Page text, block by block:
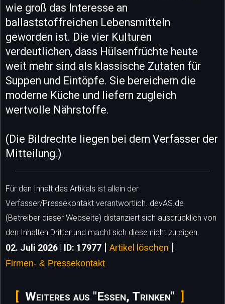
wie groß das Interesse an
ballaststoffreichen Lebensmitteln
geworden ist. Die vier Kulturen
verdeutlichen, dass Hülsenfrüchte heute
weit mehr sind als klassische Zutaten für
Suppen und Eintöpfe. Sie bereichern die
moderne Küche und liefern zugleich
wertvolle Nährstoffe.
(Die Bildrechte liegen bei dem Verfasser der
Mitteilung.)
Für den Inhalt des Artikels ist allein der
Verfasser/Pressekontakt verantwortlich. devAS.de
(Betreiber dieser Webseite) distanziert sich ausdrücklich von
den Inhalten Dritter und macht sich diese nicht zu eigen.
02. Juli 2026 | ID: 17977 | Artikel löschen |
Firmen- & Pressekontakt
Weiteres aus "Essen, Trinken"